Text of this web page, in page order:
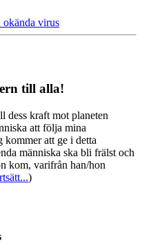
okända virus
till alla!
dess kraft mot planeten
att följa mina
att ge i detta
människa ska bli frälst och
kom, varifrån han/hon
)